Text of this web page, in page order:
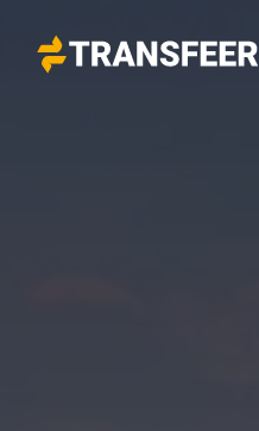
Transfeero